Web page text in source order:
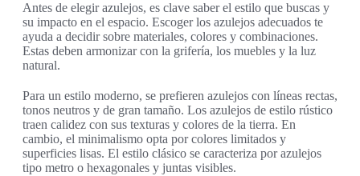
Antes de elegir azulejos, es clave saber el estilo que buscas y
su impacto en el espacio. Escoger los azulejos adecuados te
ayuda a decidir sobre materiales, colores y combinaciones.
Estas deben armonizar con la grifería, los muebles y la luz
natural.
Para un estilo moderno, se prefieren azulejos con líneas rectas,
tonos neutros y de gran tamaño. Los azulejos de estilo rústico
traen calidez con sus texturas y colores de la tierra. En
cambio, el minimalismo opta por colores limitados y
superficies lisas. El estilo clásico se caracteriza por azulejos
tipo metro o hexagonales y juntas visibles.